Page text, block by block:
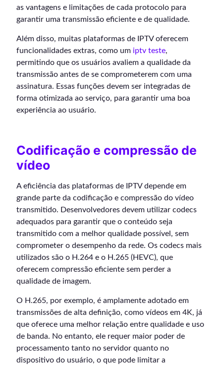
as vantagens e limitações de cada protocolo para
garantir uma transmissão eficiente e de qualidade.
Além disso, muitas plataformas de IPTV oferecem
funcionalidades extras, como um iptv teste,
permitindo que os usuários avaliem a qualidade da
transmissão antes de se comprometerem com uma
assinatura. Essas funções devem ser integradas de
forma otimizada ao serviço, para garantir uma boa
experiência ao usuário.
Codificação e compressão de
vídeo
A eficiência das plataformas de IPTV depende em
grande parte da codificação e compressão do vídeo
transmitido. Desenvolvedores devem utilizar codecs
adequados para garantir que o conteúdo seja
transmitido com a melhor qualidade possível, sem
comprometer o desempenho da rede. Os codecs mais
utilizados são o H.264 e o H.265 (HEVC), que
oferecem compressão eficiente sem perder a
qualidade de imagem.
O H.265, por exemplo, é amplamente adotado em
transmissões de alta definição, como vídeos em 4K, já
que oferece uma melhor relação entre qualidade e uso
de banda. No entanto, ele requer maior poder de
processamento tanto no servidor quanto no
dispositivo do usuário, o que pode limitar a